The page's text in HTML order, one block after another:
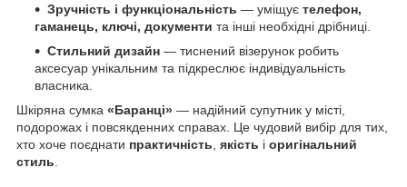
Зручність і функціональність — уміщує телефон,
гаманець, ключі, документи та інші необхідні дрібниці.
Стильний дизайн — тиснений візерунок робить
аксесуар унікальним та підкреслює індивідуальність
власника.
Шкіряна сумка «Баранці» — надійний супутник у місті,
подорожах і повсякденних справах. Це чудовий вибір для тих,
хто хоче поєднати практичність якість і оригінальний
стиль